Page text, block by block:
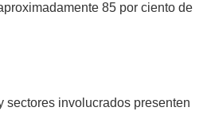
85 por ciento de
sectores involucrados presenten